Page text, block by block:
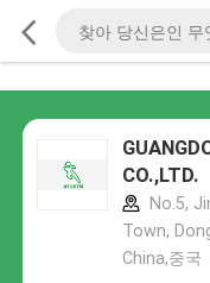
CO.,LTD.
No.5,
Town,
China,중국